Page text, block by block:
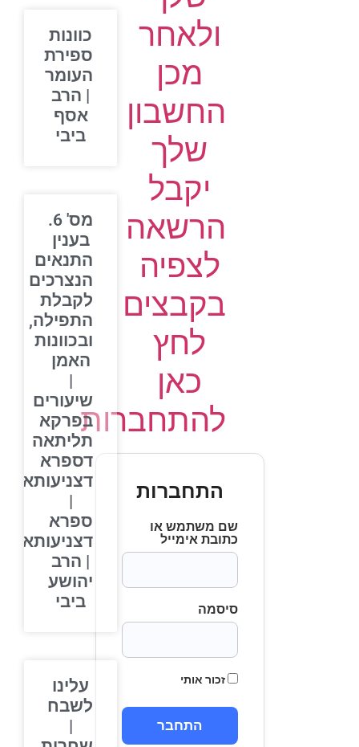
ולאחר
מכן
החשבון
שלך
יקבל
הרשאה
לצפיה
בקבצים
לחץ
כאן
להתחברות
התחברות
שם משתמש או
כתובת אימייל
סיסמה
זכור אותי
כוונות
ספירת
העומר
| הרב
אסף
ביבי
מס' 6.
בענין
התנאים
הנצרכים
לקבלת
התפילה,
ובכוונות
האמן
שיעורים
בפרקא
תליתאה
דספרא
דצניעותא
ספרא
דצניעותא
| הרב
יהושע
ביבי
עלינו
לשבח